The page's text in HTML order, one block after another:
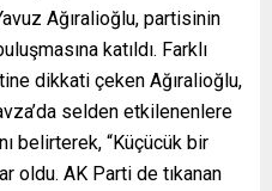
Ağıralioğlu, partisinin
katıldı. Farklı
dikkati çeken Ağıralioğlu,
selden etkilenenlere
belirterek, “Küçücük bir
oldu. AK Parti de tıkanan